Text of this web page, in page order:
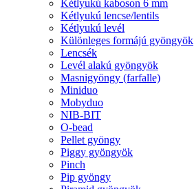
Kétlyukú kaboson 6 mm
Kétlyukú lencse/lentils
Kétlyukú levél
Különleges formájú gyöngyök
Lencsék
Levél alakú gyöngyök
Masnigyöngy (farfalle)
Miniduo
Mobyduo
NIB-BIT
O-bead
Pellet gyöngy
Piggy gyöngyök
Pinch
Pip gyöngy